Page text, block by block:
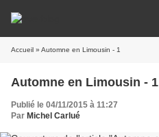
Accueil » Automne en Limousin - 1
Automne en Limousin - 1
Publié le 04/11/2015 à 11:27
Par Michel Carlué